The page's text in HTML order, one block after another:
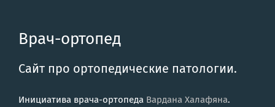
Врач-ортопед
Сайт про ортопедические патологии.
Инициатива врача-ортопеда Вардана Халафяна.